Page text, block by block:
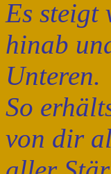
Es steigt
hinab
Unteren.
So
von dir